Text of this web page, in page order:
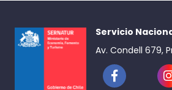
Servicio
Av. Condell 679,